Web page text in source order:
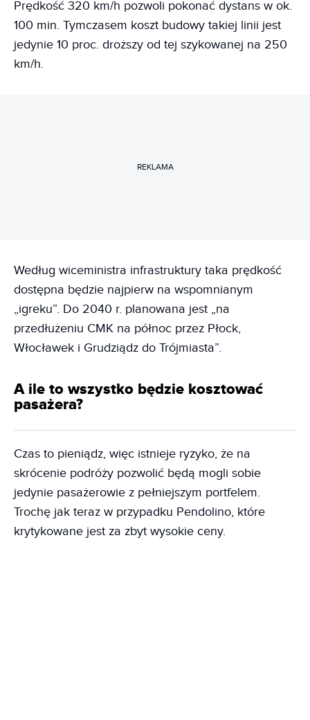
Prędkość 320 km/h pozwoli pokonać dystans w ok.
100 min. Tymczasem koszt budowy takiej linii jest
jedynie 10 proc. droższy od tej szykowanej na 250
km/h.
REKLAMA
Według wiceministra infrastruktury taka prędkość
dostępna będzie najpierw na wspomnianym
„igreku”. Do 2040 r. planowana jest „na
przedłużeniu CMK na północ przez Płock,
Włocławek i Grudziądz do Trójmiasta”.
A ile to wszystko będzie kosztować
pasażera?
Czas to pieniądz, więc istnieje ryzyko, że na
skrócenie podróży pozwolić będą mogli sobie
jedynie pasażerowie z pełniejszym portfelem.
Trochę jak teraz w przypadku Pendolino, które
krytykowane jest za zbyt wysokie ceny.